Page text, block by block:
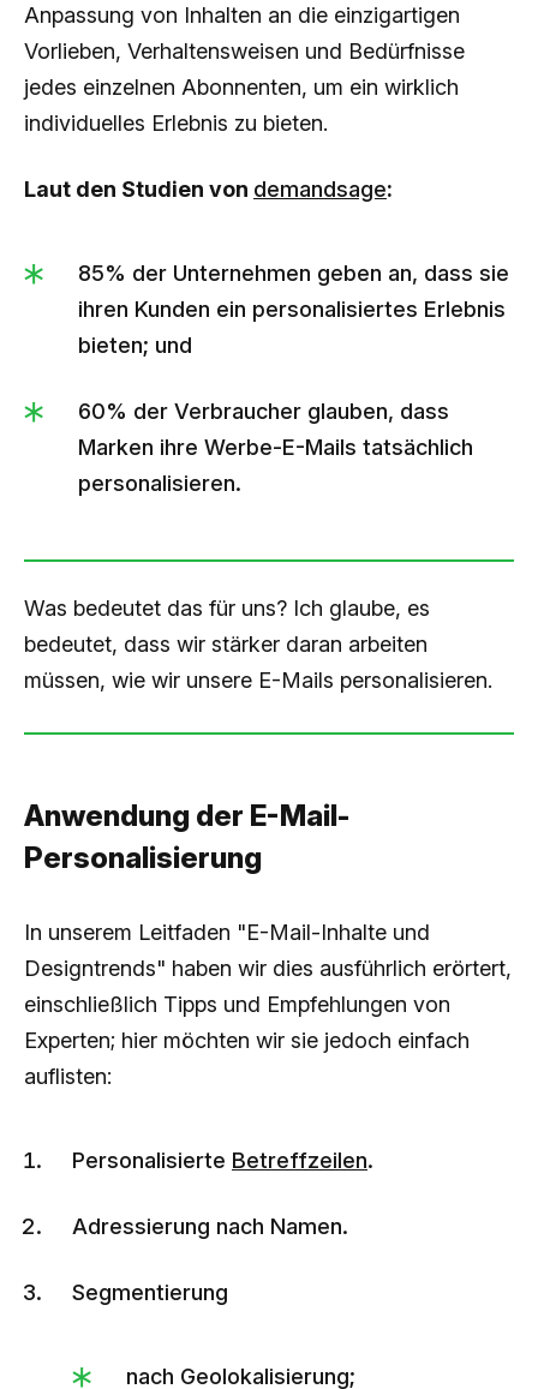
Anpassung von Inhalten an die einzigartigen
Vorlieben, Verhaltensweisen und Bedürfnisse
jedes einzelnen Abonnenten, um ein wirklich
individuelles Erlebnis zu bieten.
Laut den Studien von demandsage:
85% der Unternehmen geben an, dass sie
ihren Kunden ein personalisiertes Erlebnis
bieten; und
60% der Verbraucher glauben, dass
Marken ihre Werbe-E-Mails tatsächlich
personalisieren.
Was bedeutet das für uns? Ich glaube, es
bedeutet, dass wir stärker daran arbeiten
müssen, wie wir unsere E-Mails personalisieren.
Anwendung der E-Mail-
Personalisierung
In unserem Leitfaden "E-Mail-Inhalte und
Designtrends" haben wir dies ausführlich erörtert,
einschließlich Tipps und Empfehlungen von
Experten; hier möchten wir sie jedoch einfach
auflisten:
Personalisierte Betreffzeilen.
Adressierung nach Namen.
Segmentierung
nach Geolokalisierung;